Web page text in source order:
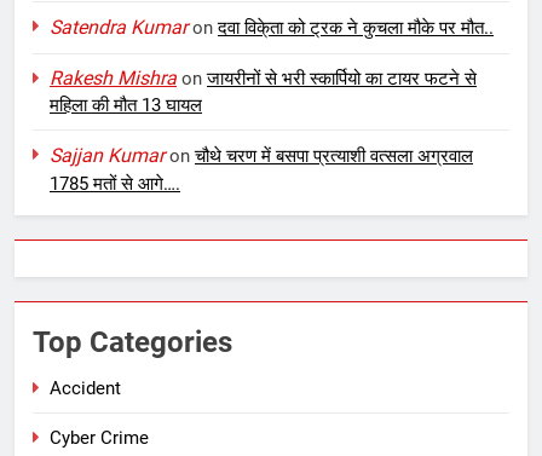
Satendra Kumaronदवा विके्ता को ट्रक ने कुचला मौके पर मौत..
Rakesh Mishra onजायरीनों से भरी स्कार्पियो का टायर फटने से
महिला की मौत 13 घायल
Sajjan Kumaronचौथे चरण में बसपा प्रत्याशी वत्सला अग्रवाल
1785 मतों से आगे….
Top Categories
Accident
Cyber Crime